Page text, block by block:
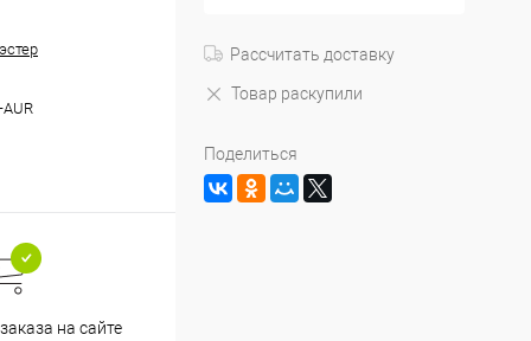
на сайте
Рассчитать доставку
Товар раскупили
Поделиться